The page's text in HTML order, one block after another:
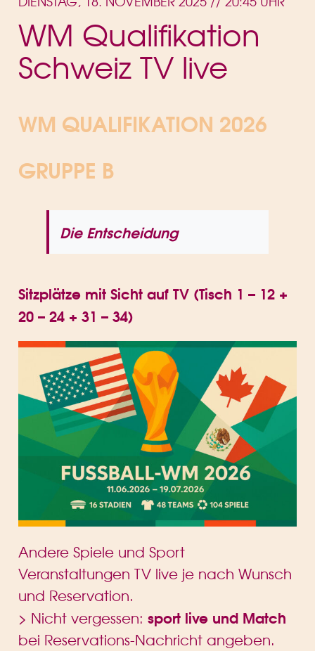
WM Qualifikation
Schweiz TV live
WM QUALIFIKATION 2026
GRUPPE B
Die Entscheidung
Sitzplätze mit Sicht auf TV (Tisch 1 – 12 +
20 – 24 + 31 – 34)
Andere Spiele und Sport
Veranstaltungen TV live je nach Wunsch
und Reservation.
> Nicht vergessen:sport live und Match
bei Reservations-Nachricht angeben.